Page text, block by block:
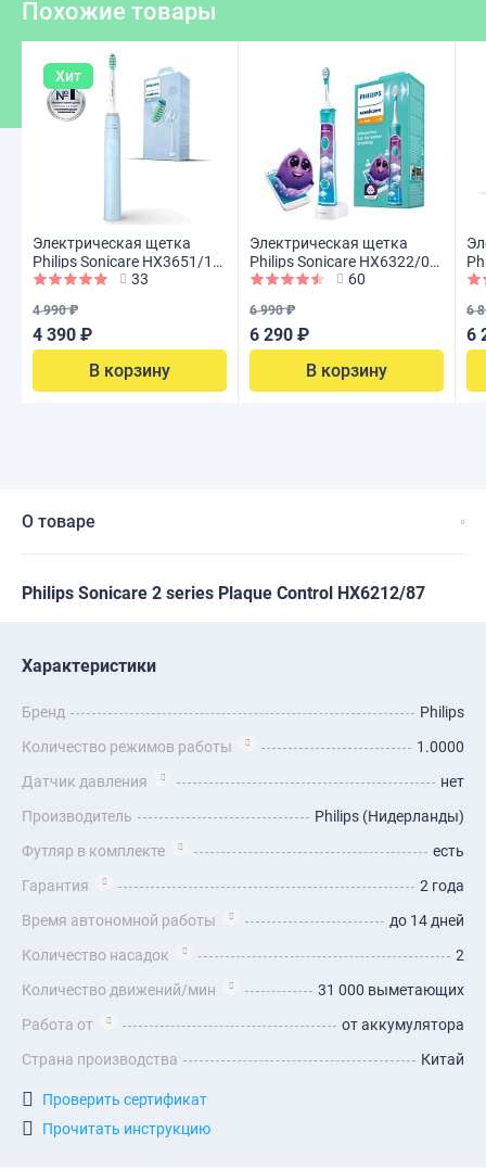
Похожие товары
Хит
Электрическая щетка
Philips Sonicare HX3651/12
2100 Series
33
4 990 ₽
4 390 ₽
В корзину
Электрическая щетка
Philips Sonicare HX6322/04
(HX6392/02) For Kids
60
6 990 ₽
6 290 ₽
В корзину
6
6
О товаре
Philips Sonicare 2 series Plaque Control HX6212/87
Характеристики
Бренд
Philips
Количество режимов работы
1.0000
Датчик давления
нет
Производитель
Philips (Нидерланды)
Футляр в комплекте
есть
Гарантия
2 года
Время автономной работы
до 14 дней
Количество насадок
2
Количество движений/мин
31 000 выметающих
Работа от
от аккумулятора
Страна производства
Китай
Проверить сертификат
Прочитать инструкцию